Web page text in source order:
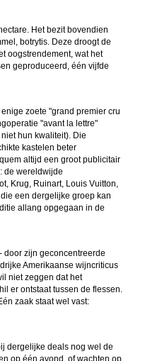
Het bezit bovendien
botrytis. Deze droogt de
oogstrendement, wat het
geproduceerd, één vijfde
zoete "grand premier cru
"avant la lettre"
hun kwaliteit). Die
kastelen beter
altijd een groot publicitair
de wereldwijde
Krug, Ruinart, Louis Vuitton,
een dergelijke groep kan
allang opgegaan in de
door zijn geconcentreerde
Amerikaanse wijncriticus
niet zeggen dat het
er ontstaat tussen de flessen.
zaak staat wel vast:
dergelijke deals nog wel de
op één avond, of wachten op